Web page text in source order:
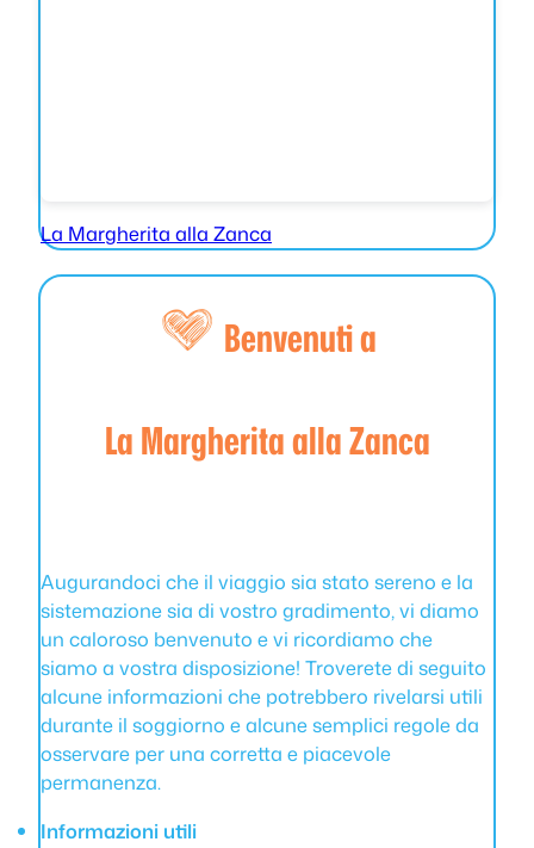
La Margherita alla Zanca
Benvenuti a
La Margherita alla Zanca
Augurandoci che il viaggio sia stato sereno e la
sistemazione sia di vostro gradimento, vi diamo
un caloroso benvenuto e vi ricordiamo che
siamo a vostra disposizione! Troverete di seguito
alcune informazioni che potrebbero rivelarsi utili
durante il soggiorno e alcune semplici regole da
osservare per una corretta e piacevole
permanenza.
Informazioni utili